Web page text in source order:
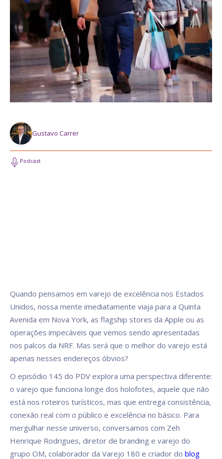
Gustavo Carrer
Podcast
Quando pensamos em varejo de excelência nos Estados
Unidos, nossa mente imediatamente viaja para a Quinta
Avenida em Nova York, as flagship stores da Apple ou as
operações impecáveis que vemos sendo apresentadas
nos palcos da NRF. Mas será que o melhor do varejo está
apenas nesses endereços óbvios?
O episódio 145 do PDV explora uma perspectiva diferente:
o varejo que funciona longe dos holofotes, aquele que não
está nos roteiros turísticos, mas que entrega consistência,
conexão real com o público e excelência no básico. Para
mergulhar nesse universo, conversamos com Zeh
Henrique Rodrigues, diretor de branding e varejo do
grupo OM, colaborador da Varejo 180 e criador do blog